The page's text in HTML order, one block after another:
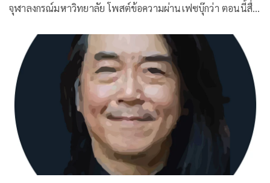
จุฬาลงกรณ์มหาวิทยาลัย โพสต์ข้อความผ่านเฟซบุ๊กว่า ตอนนี้สื่อ
ต้องพ้นตำแหน่ง ก็ไม่เป็นไร เพราะได้พาพ่อกลับบ้านแล้ว แม้จะ
ไม่ได้เป็นนายกฯที่ดี แต่ก็เป็นลูกที่ดี ลูกกตัญญู